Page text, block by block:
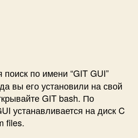
поиск по имени “GIT GUI”
вы его установили на свой
GIT bash. По
устанавливается на диск C
files.